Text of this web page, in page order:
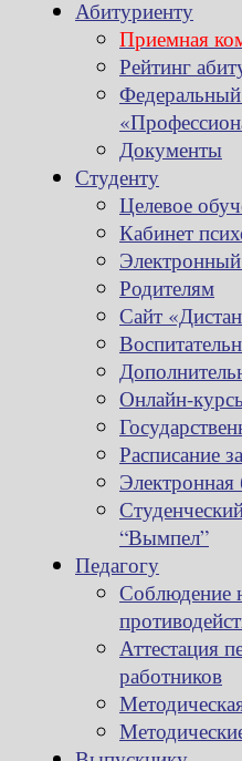
Абитуриенту
Приемная
Рейтинг
Документы
Студенту
Целевое
Кабинет
Родителям
Сайт
Онлайн-
Расписание
Электронная
“Вымпел”
Педагогу
Соблюдение
Аттестация
работников